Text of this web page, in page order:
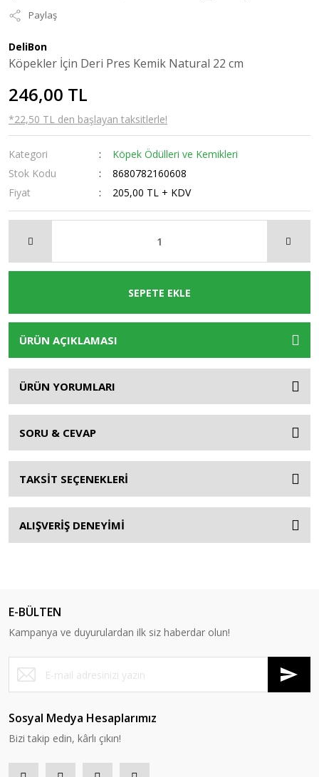
Paylaş
DeliBon
Köpekler İçin Deri Pres Kemik Natural 22 cm
246,00 TL
*22,50 TL den başlayan taksitlerle!
Kategori
Köpek Ödülleri ve Kemikleri
Stok Kodu
8680782160608
Fiyat
205,00 TL + KDV
SEPETE EKLE
ÜRÜN AÇIKLAMASI
ÜRÜN YORUMLARI
SORU & CEVAP
TAKSİT SEÇENEKLERİ
ALIŞVERİŞ DENEYİMİ
E-BÜLTEN
Kampanya ve duyurulardan ilk siz haberdar olun!
Sosyal Medya Hesaplarımız
Bizi takip edin, kârlı çıkın!